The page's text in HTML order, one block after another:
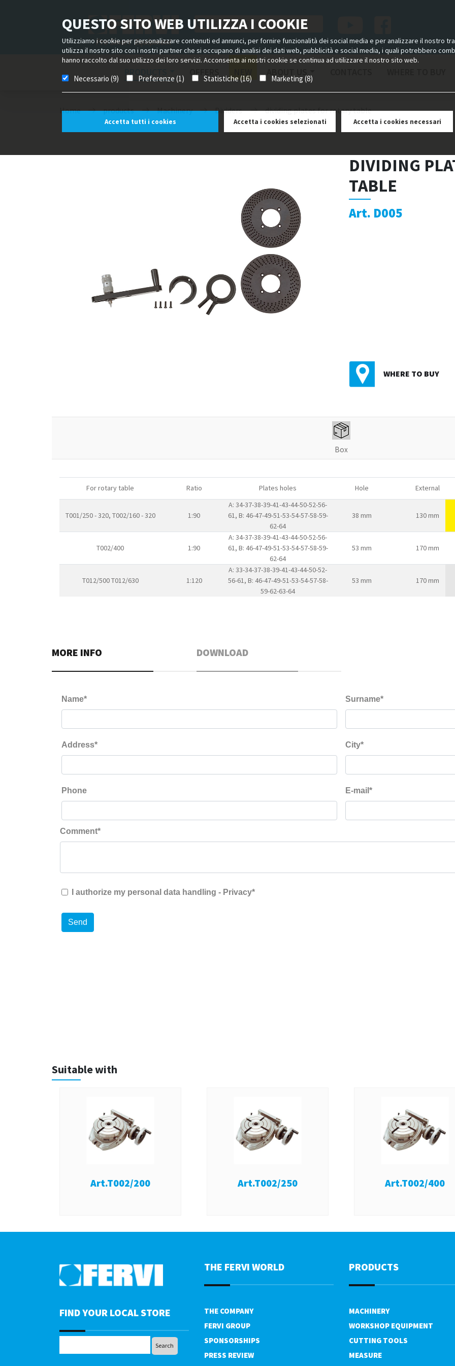
QUESTO SITO WEB UTILIZZA I COOKIE
Utilizziamo i cookie per personalizzare contenuti ed annunci, per fornire funzionalità dei social media e per analizzare il nostro
utilizza il nostro sito con i nostri partner che si occupano di analisi dei dati web, pubblicità e social media, i quali potrebbero
hanno raccolto dal suo utilizzo dei loro servizi. Acconsenta ai nostri cookie se continua ad utilizzare il nostro sito web.
Necessario (9) Preferenze (1) Statistiche (16) Marketing (8)
Accetta tutti i cookies Accetta i cookies selezionati Accetta i cookies necessari
PRODUCTS OFFERS
Home products Machinery Dividers dividing plates for rotary table
DIVIDING
TABLE
Art. D005
WHERE TO BUY
Box
For rotary table Ratio Plates holes Hole External
T001/250 - 320, T002/160 - 320 1:90
A: 34-37-38-39-41-43-44-50-52-56-
61, B: 46-47-49-51-53-54-57-58-59-
62-64
38 mm 130 mm
T002/400 1:90
A: 34-37-38-39-41-43-44-50-52-56-
61, B: 46-47-49-51-53-54-57-58-59-
62-64
53 mm 170 mm
T012/500 T012/630 1:120
A: 33-34-37-38-39-41-43-44-50-52-
56-61, B: 46-47-49-51-53-54-57-58-
59-62-63-64
53 mm 170 mm
MORE INFO DOWNLOAD
Suitable with
Art.T002/200 Art.T002/250 Art.T002/400
FIND YOUR LOCAL STORE
THE FERVI WORLD
THE COMPANY
FERVI GROUP
SPONSORSHIPS
PRESS REVIEW
PRODUCTS
MACHINERY
WORKSHOP EQUIPMENT
CUTTING TOOLS
MEASURE